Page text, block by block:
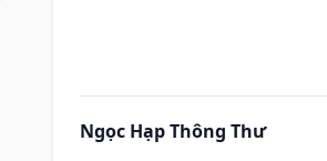
Ngọc Hạp Thông Thư